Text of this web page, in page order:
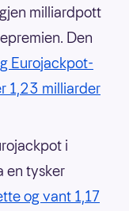
milliardpott
Den
Eurojackpot-
1,23 milliarder
i
en tysker
og vant 1,17